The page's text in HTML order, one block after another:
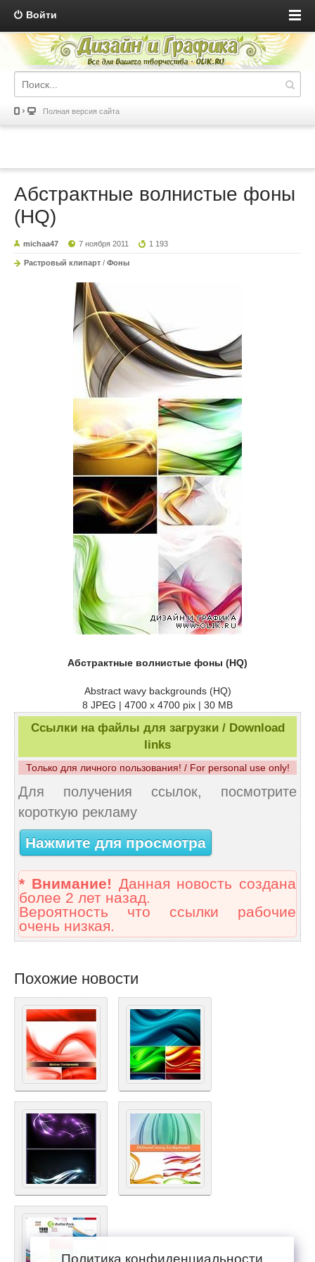
Войти
Полная версия сайта
Абстрактные волнистые фоны
(HQ)
michaa47 7 ноября 2011 1 193
Растровый клипарт / Фоны
Абстрактные волнистые фоны (HQ)
Abstract wavy backgrounds (HQ)
8 JPEG | 4700 x 4700 pix | 30 MB
Ссылки на файлы для загрузки / Download
links
Только для личного пользования! / For personal use only!
Для получения ссылок, посмотрите
короткую рекламу
Нажмите для просмотра
* Внимание! Данная новость создана
более 2 лет назад.
Вероятность что ссылки рабочие
очень низкая.
Похожие новости
Политика конфиденциальности